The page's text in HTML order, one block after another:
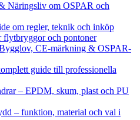
Näringsliv om OSPAR och
om regler, teknik och inköp
och pontoner
CE-märkning & OSPAR-
guide till professionella
– EPDM, skum, plast och PU
– funktion, material och val i